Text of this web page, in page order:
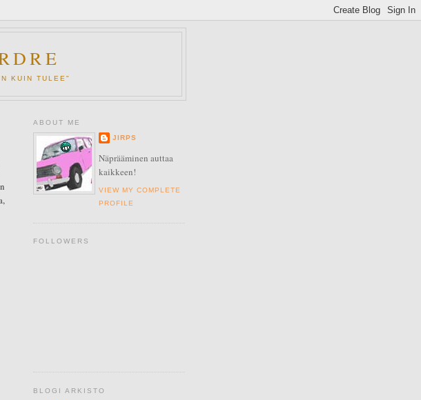
KUIN TULEE"
ABOUT ME
JIRPS
Näprääminen auttaa
kaikkeen!
VIEW MY COMPLETE
PROFILE
FOLLOWERS
BLOGI ARKISTO